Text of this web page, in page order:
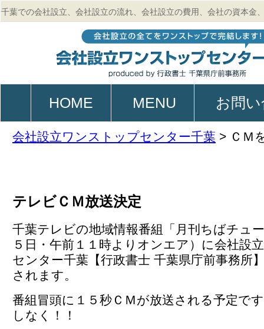
千葉での会社設立、会社設立の流れ、会社設立の費用、会社の資本金
HOME MENU お問
会社設立ワンストップセンター千葉 > ＣＭ
テレビＣＭ放送決定
千葉テレビの地域情報番組「月刊ちばチュ
５日・午前１１時よりオンエア）に会社設
センター千葉【行政書士 千葉県庁前事務所
されます。
番組冒頭に１５秒ＣＭが放送される予定で
しなく！！